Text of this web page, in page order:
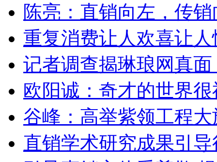
陈亮：直销向左，传
重复消费让人欢喜让人
记者调查揭琳琅网真
欧阳诚：奇才的世界很
谷峰：高举紫领工程
直销学术研究成果引